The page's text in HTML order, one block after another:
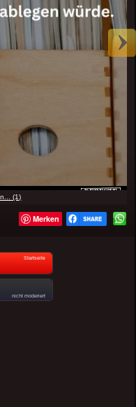
(1)
Merken
Startseite
nicht moderiert